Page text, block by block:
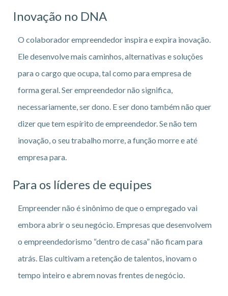
Inovação no DNA
O colaborador empreendedor inspira e expira inovação.
Ele desenvolve mais caminhos, alternativas e soluções
para o cargo que ocupa, tal como para empresa de
forma geral. Ser empreendedor não significa,
necessariamente, ser dono. E ser dono também não quer
dizer que tem espírito de empreendedor. Se não tem
inovação, o seu trabalho morre, a função morre e até
empresa para.
Para os líderes de equipes
Empreender não é sinônimo de que o empregado vai
embora abrir o seu negócio. Empresas que desenvolvem
o empreendedorismo “dentro de casa” não ficam para
atrás. Elas cultivam a retenção de talentos, inovam o
tempo inteiro e abrem novas frentes de negócio.